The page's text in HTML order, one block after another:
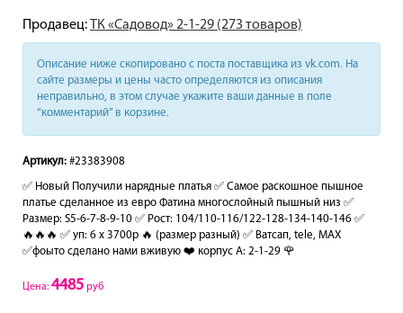
Продавец:ТК «Садовод» 2-1-29 (273 товаров)
Описание ниже скопировано с поста поставщика из vk.com. На
сайте размеры и цены часто определяются из описания
неправильно, в этом случае укажите ваши данные в поле
“комментарий” в корзине.
Артикул: #23383908
✅ Новый Получили нарядные платья ✅ Самое раскошное пышное
платье сделанное из евро Фатина многослойный пышный низ ✅
Размер: S5-6-7-8-9-10 ✅ Рост: 104/110-116/122-128-134-140-146 ✅
🔥🔥🔥 ✅ уп: 6 x 3700p 🔥 (размер разный) ✅ Ватсап, tele, MAX
✅фоыто сделано нами вживую ❤️ корпус А: 2-1-29 🌹
Цена: 4485 руб